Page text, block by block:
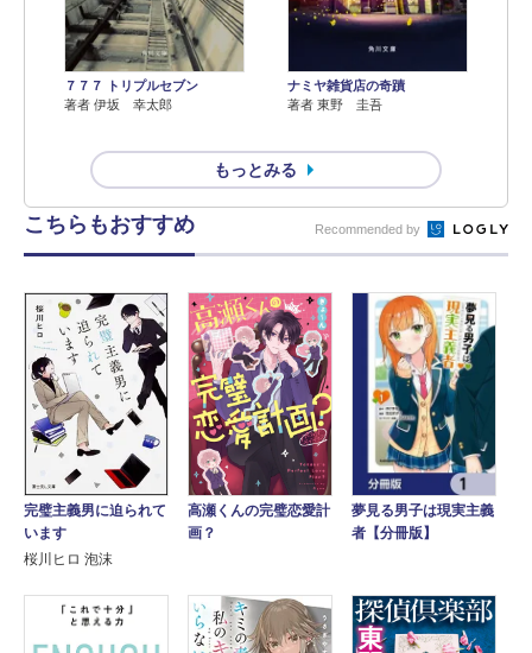
７７７ トリプルセブン
著者 伊坂 幸太郎
ナミヤ雑貨店の奇蹟
著者 東野 圭吾
もっとみる
こちらもおすすめ Recommended by
完璧主義男に迫られて
います
桜川ヒロ 泡沫
高瀬くんの完璧恋愛計
画？
夢見る男子は現実主義
者【分冊版】